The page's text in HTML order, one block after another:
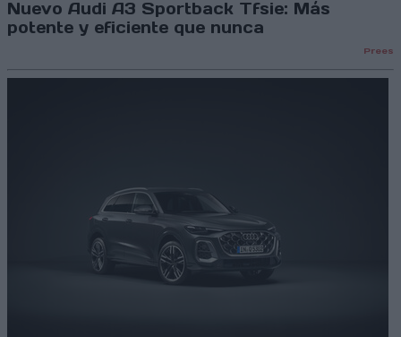
Nuevo Audi A3 Sportback Tfsie: Más
potente y eficiente que nunca
Prees